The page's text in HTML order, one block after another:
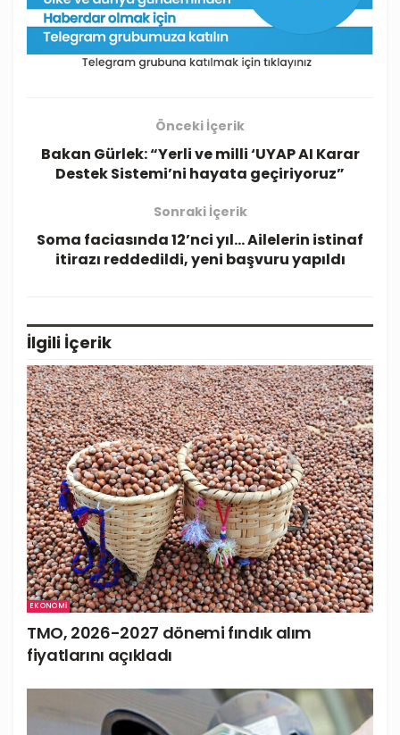
Önceki İçerik
Bakan Gürlek: “Yerli ve milli ‘UYAP AI Karar
Destek Sistemi’ni hayata geçiriyoruz”
Sonraki İçerik
Soma faciasında 12’nci yıl… Ailelerin istinaf
itirazı reddedildi, yeni başvuru yapıldı
İlgili İçerik
EKONOMI
TMO, 2026-2027 dönemi fındık alım
fiyatlarını açıkladı